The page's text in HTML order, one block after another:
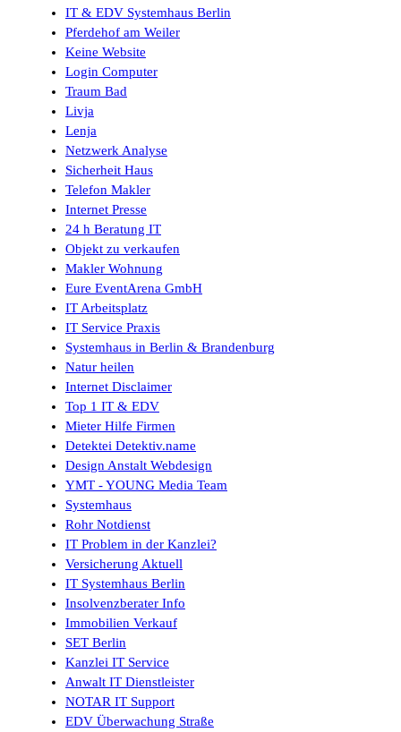
IT & EDV Systemhaus Berlin
Pferdehof am Weiler
Keine Website
Login Computer
Traum Bad
Livja
Lenja
Netzwerk Analyse
Sicherheit Haus
Telefon Makler
Internet Presse
24 h Beratung IT
Objekt zu verkaufen
Makler Wohnung
Eure EventArena GmbH
IT Arbeitsplatz
IT Service Praxis
Systemhaus in Berlin & Brandenburg
Natur heilen
Internet Disclaimer
Top 1 IT & EDV
Mieter Hilfe Firmen
Detektei Detektiv.name
Design Anstalt Webdesign
YMT - YOUNG Media Team
Systemhaus
Rohr Notdienst
IT Problem in der Kanzlei?
Versicherung Aktuell
IT Systemhaus Berlin
Insolvenzberater Info
Immobilien Verkauf
SET Berlin
Kanzlei IT Service
Anwalt IT Dienstleister
NOTAR IT Support
EDV Überwachung Straße